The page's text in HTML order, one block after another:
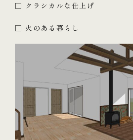
□ クラシカルな仕上げ
□ 火のある暮らし